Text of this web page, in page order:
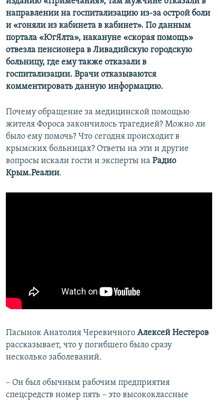
направлении на госпитализацию из-за острой боли
и «гоняли из кабинета в кабинет». По данным
портала «ЮгЯлта», накануне «скорая помощь»
отвезла пенсионера в Ливадийскую городскую
больницу, где ему также отказали в
госпитализации. Врачи отказываются
комментировать данную информацию.
Почему обращение за медицинской помощью
жителя Фороса закончилось трагедией? Можно ли
было ему помочь? Что сегодня происходит в
крымских больницах? Ответы на эти и другие
вопросы искали гости и эксперты на Радио
Крым.Реалии.
Пасынок Анатолия Черевичного Алексей Нестеров
рассказывает, что у погибшего было сразу
несколько заболеваний.
– Он был обычным рабочим предприятия
спецсредств номер пять – это высококлассные